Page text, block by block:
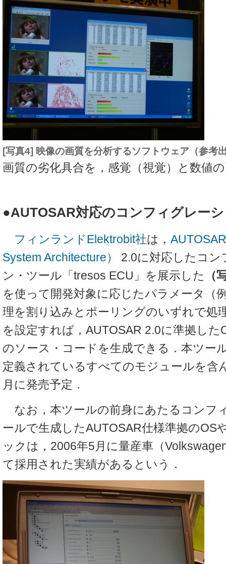
[写真4] 映像の画質を分析するソフトウェア（参考
画質の劣化具合を，感覚（視覚）と数値
●AUTOSAR対応のコンフィグレー
フィンランドElektrobit社は，
System Architecture）
2.0に対応したコン
ン・ツール「tresos ECU」を展示した
（
を使って開発対象に応じたパラメータ（
理を割り込みとポーリングのいずれで処
を設定すれば，AUTOSAR 2.0に準拠し
のソース・コードを生成できる．本ツー
定義されているすべてのモジュールを含
月に発売予定．
なお，本ツールの前身にあたるコンフ
ールで生成したAUTOSAR仕様準拠のOS
ックは，2006年5月に量産車（
て採用された実績があるという．